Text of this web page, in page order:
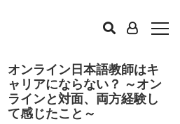
オンライン日本語教師はキ
ャリアにならない？ ～オン
ラインと対面、両方経験し
て感じたこと～